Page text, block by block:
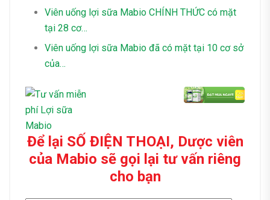
Viên uống lợi sữa Mabio CHÍNH THỨC có mặt
tại 28 cơ…
Viên uống lợi sữa Mabio đã có mặt tại 10 cơ sở
của…
Để lại SỐ ĐIỆN THOẠI, Dược viên
của Mabio sẽ gọi lại tư vấn riêng
cho bạn